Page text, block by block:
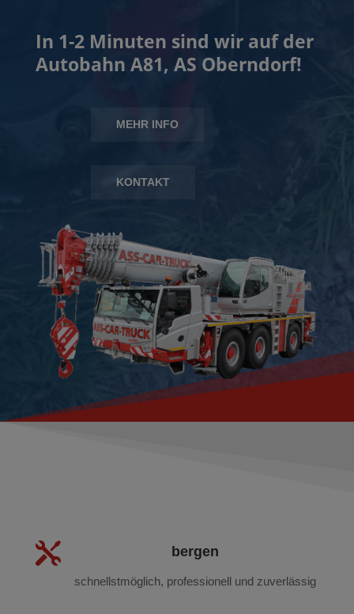
In 1-2 Minuten sind wir auf der
Autobahn A81, AS Oberndorf!
MEHR INFO
KONTAKT
 bergen
schnellstmöglich, professionell und zuverlässig